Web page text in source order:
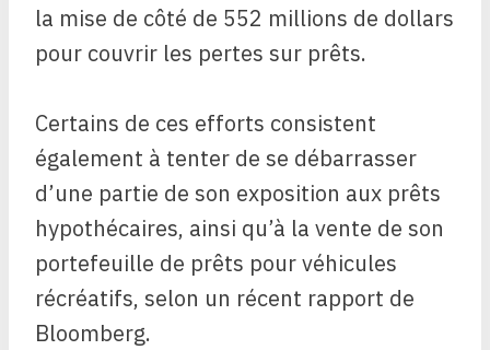
la mise de côté de 552 millions de dollars
pour couvrir les pertes sur prêts.
Certains de ces efforts consistent
également à tenter de se débarrasser
d’une partie de son exposition aux prêts
hypothécaires, ainsi qu’à la vente de son
portefeuille de prêts pour véhicules
récréatifs, selon un récent rapport de
Bloomberg.